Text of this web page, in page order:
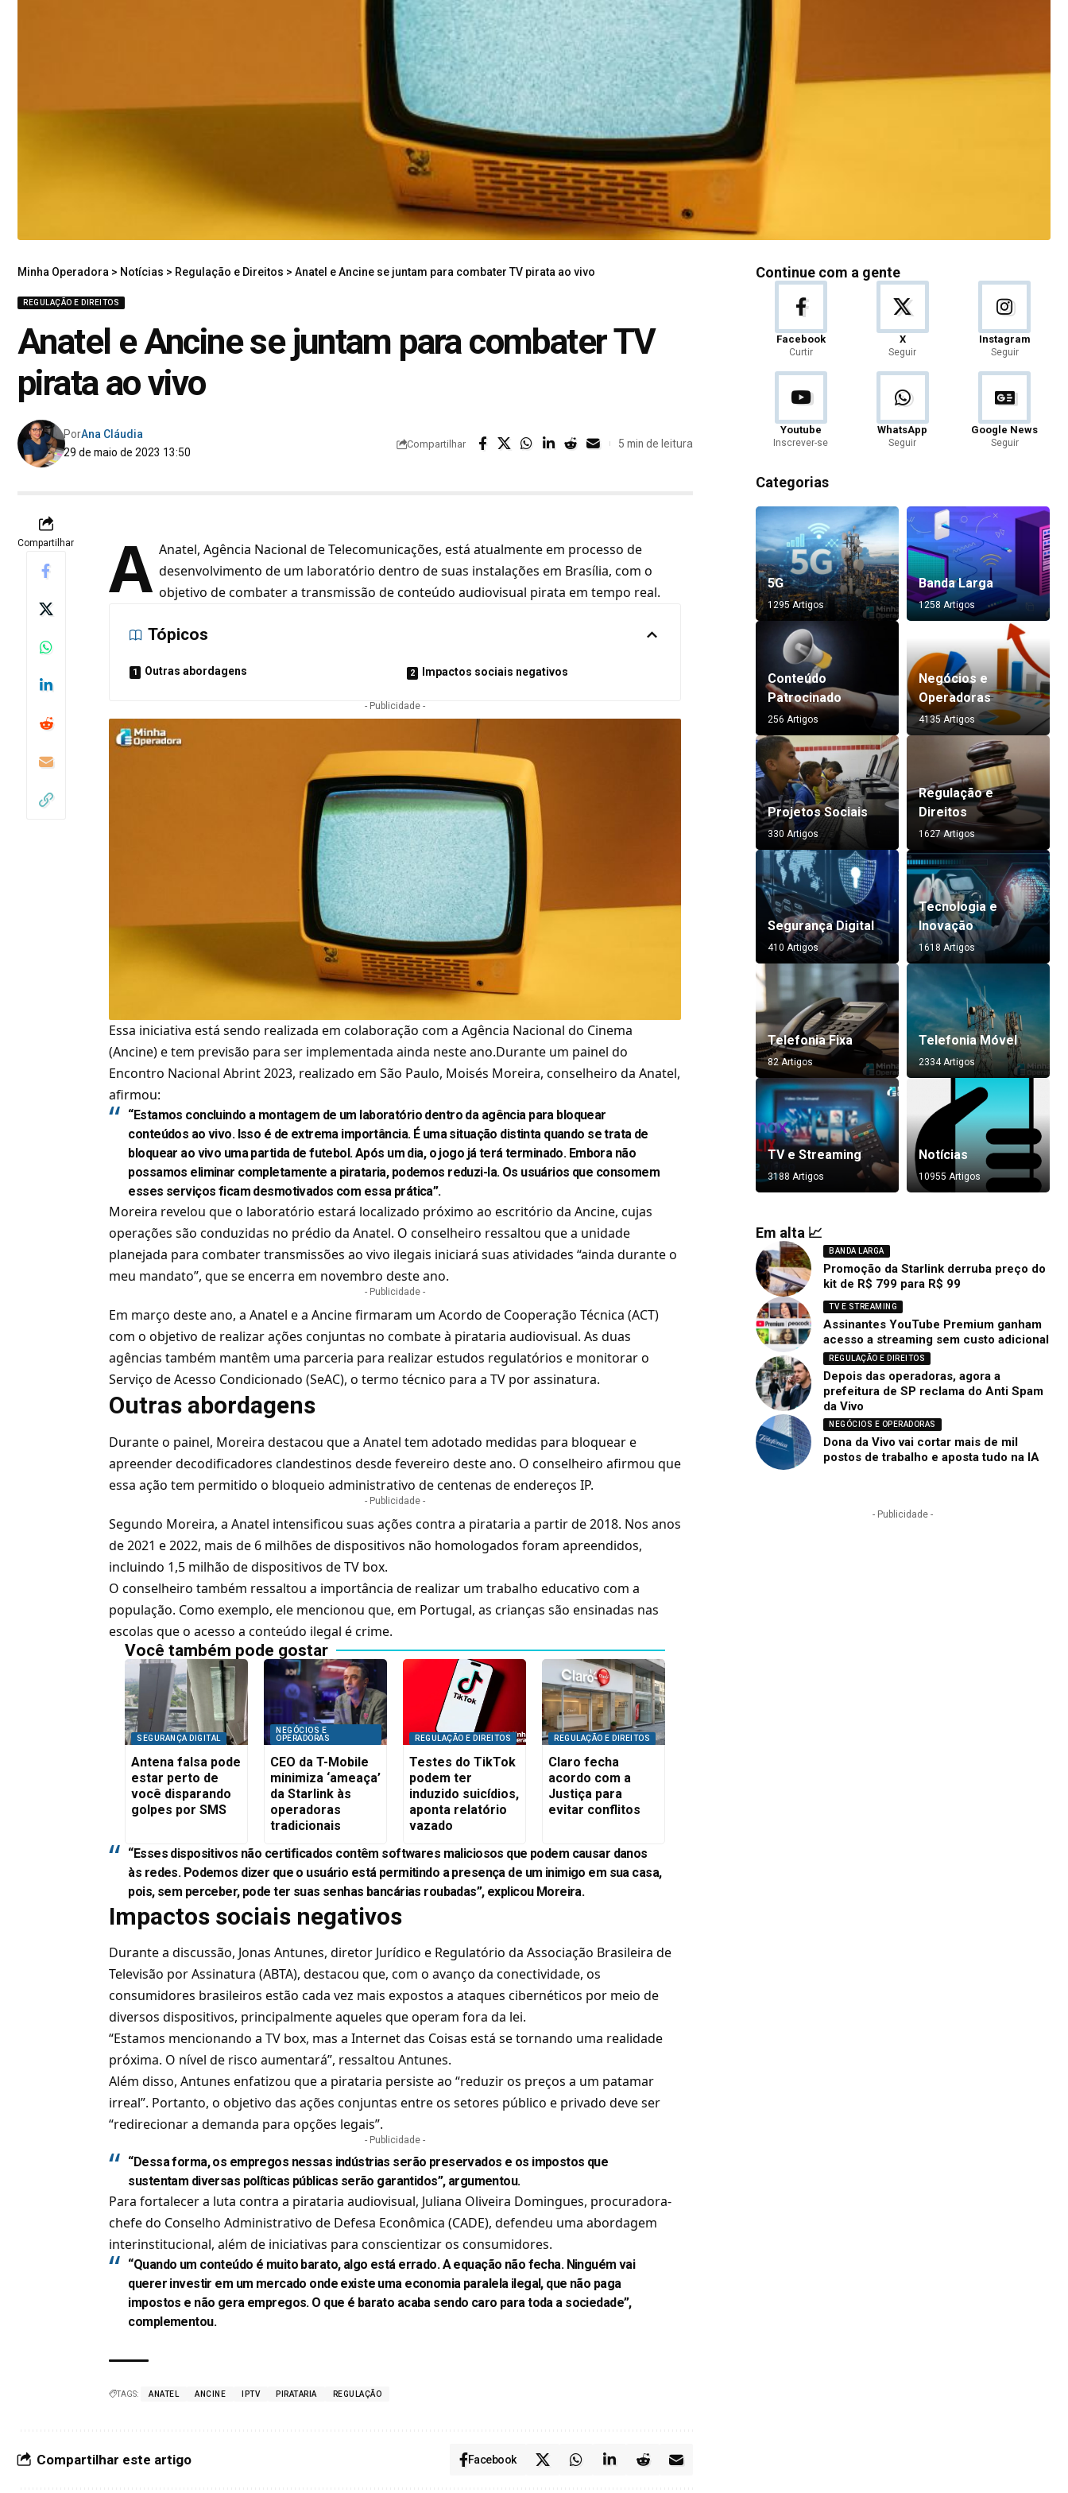
Minha Operadora > Notícias > Regulação e Direitos > Anatel e Ancine se juntam para combater TV pirata ao vivo
REGULAÇÃO E DIREITOS
Anatel e Ancine se juntam para combater TV
pirata ao vivo
29 de maio de 2023 13:50
PorAna Cláudia
Compartilhar 5 min de leitura
Compartilhar A Anatel, Agência Nacional de Telecomunicações, está atualmente em processo de
desenvolvimento de um laboratório dentro de suas instalações em Brasília, com o
objetivo de combater a transmissão de conteúdo audiovisual pirata em tempo real.
Tópicos
Outras abordagens Impactos sociais negativos
- Publicidade -
Essa iniciativa está sendo realizada em colaboração com a Agência Nacional do Cinema
(Ancine) e tem previsão para ser implementada ainda neste ano.Durante um painel do
Encontro Nacional Abrint 2023, realizado em São Paulo, Moisés Moreira, conselheiro da Anatel,
afirmou:
“Estamos concluindo a montagem de um laboratório dentro da agência para bloquear
conteúdos ao vivo. Isso é de extrema importância. É uma situação distinta quando se trata de
bloquear ao vivo uma partida de futebol. Após um dia, o jogo já terá terminado. Embora não
possamos eliminar completamente a pirataria, podemos reduzi-la. Os usuários que consomem
esses serviços ficam desmotivados com essa prática”.
Moreira revelou que o laboratório estará localizado próximo ao escritório da Ancine, cujas
operações são conduzidas no prédio da Anatel. O conselheiro ressaltou que a unidade
planejada para combater transmissões ao vivo ilegais iniciará suas atividades “ainda durante o
meu mandato”, que se encerra em novembro deste ano.
- Publicidade -
Em março deste ano, a Anatel e a Ancine firmaram um Acordo de Cooperação Técnica (ACT)
com o objetivo de realizar ações conjuntas no combate à pirataria audiovisual. As duas
agências também mantêm uma parceria para realizar estudos regulatórios e monitorar o
Serviço de Acesso Condicionado (SeAC), o termo técnico para a TV por assinatura.
Outras abordagens
Durante o painel, Moreira destacou que a Anatel tem adotado medidas para bloquear e
apreender decodificadores clandestinos desde fevereiro deste ano. O conselheiro afirmou que
essa ação tem permitido o bloqueio administrativo de centenas de endereços IP.
- Publicidade -
Segundo Moreira, a Anatel intensificou suas ações contra a pirataria a partir de 2018. Nos anos
de 2021 e 2022, mais de 6 milhões de dispositivos não homologados foram apreendidos,
incluindo 1,5 milhão de dispositivos deTV box.
O conselheiro também ressaltou a importância de realizar um trabalho educativo com a
população. Como exemplo, ele mencionou que, em Portugal, as crianças são ensinadas nas
escolas que o acesso a conteúdo ilegal é crime.
Você também pode gostar
SEGURANÇA DIGITAL
Antena falsa pode
estar perto de
você disparando
golpes por SMS
NEGÓCIOS E
OPERADORAS
CEO da T-Mobile
minimiza ‘ameaça’
da Starlink às
operadoras
tradicionais
REGULAÇÃO E DIREITOS
Testes do TikTok
podem ter
induzido suicídios,
aponta relatório
vazado
REGULAÇÃO E DIREITOS
Claro fecha
acordo com a
Justiça para
evitar conflitos
“Esses dispositivos não certificados contêm softwares maliciosos que podem causar danos
às redes. Podemos dizer que o usuário está permitindo a presença de um inimigo em sua casa,
pois, sem perceber, pode ter suas senhas bancárias roubadas”, explicou Moreira.
Impactos sociais negativos
Durante a discussão, Jonas Antunes, diretor Jurídico e Regulatório da Associação Brasileira de
Televisão por Assinatura (ABTA), destacou que, com o avanço da conectividade, os
consumidores brasileiros estão cada vez mais expostos a ataques cibernéticos por meio de
diversos dispositivos, principalmente aqueles que operam fora da lei.
“Estamos mencionando a TV box, mas a Internet das Coisas está se tornando uma realidade
próxima. O nível de risco aumentará”, ressaltou Antunes.
Além disso, Antunes enfatizou que a pirataria persiste ao “reduzir os preços a um patamar
irreal”. Portanto, o objetivo das ações conjuntas entre os setores público e privado deve ser
“redirecionar a demanda para opções legais”.
- Publicidade -
“Dessa forma, os empregos nessas indústrias serão preservados e os impostos que
sustentam diversas políticas públicas serão garantidos”, argumentou.
Para fortalecer a luta contra a pirataria audiovisual, Juliana Oliveira Domingues, procuradora-
chefe do Conselho Administrativo de Defesa Econômica (CADE), defendeu uma abordagem
interinstitucional, além de iniciativas para conscientizar os consumidores.
“Quando um conteúdo é muito barato, algo está errado. A equação não fecha. Ninguém vai
querer investir em um mercado onde existe uma economia paralela ilegal, que não paga
impostos e não gera empregos. O que é barato acaba sendo caro para toda a sociedade”,
complementou.
TAGS: ANATEL ANCINE IPTV PIRATARIA REGULAÇÃO
Compartilhar este artigo Facebook
Continue com a gente
Facebook
Curtir
X
Seguir
Instagram
Seguir
Youtube
Inscrever-se
WhatsApp
Seguir
Google News
Seguir
Categorias
5G
1295 Artigos
Banda Larga
1258 Artigos
Conteúdo
Patrocinado
256 Artigos
Negócios e
Operadoras
4135 Artigos
Projetos Sociais
330 Artigos
Regulação e
Direitos
1627 Artigos
Segurança Digital
410 Artigos
Tecnologia e
Inovação
1618 Artigos
Telefonia Fixa
82 Artigos
Telefonia Móvel
2334 Artigos
TV e Streaming
3188 Artigos
Notícias
10955 Artigos
Em alta 📈
BANDA LARGA
Promoção da Starlink derruba preço do
kit de R$ 799 para R$ 99
TV E STREAMING
Assinantes YouTube Premium ganham
acesso a streaming sem custo adicional
REGULAÇÃO E DIREITOS
Depois das operadoras, agora a
prefeitura de SP reclama do Anti Spam
da Vivo
NEGÓCIOS E OPERADORAS
Dona da Vivo vai cortar mais de mil
postos de trabalho e aposta tudo na IA
- Publicidade -